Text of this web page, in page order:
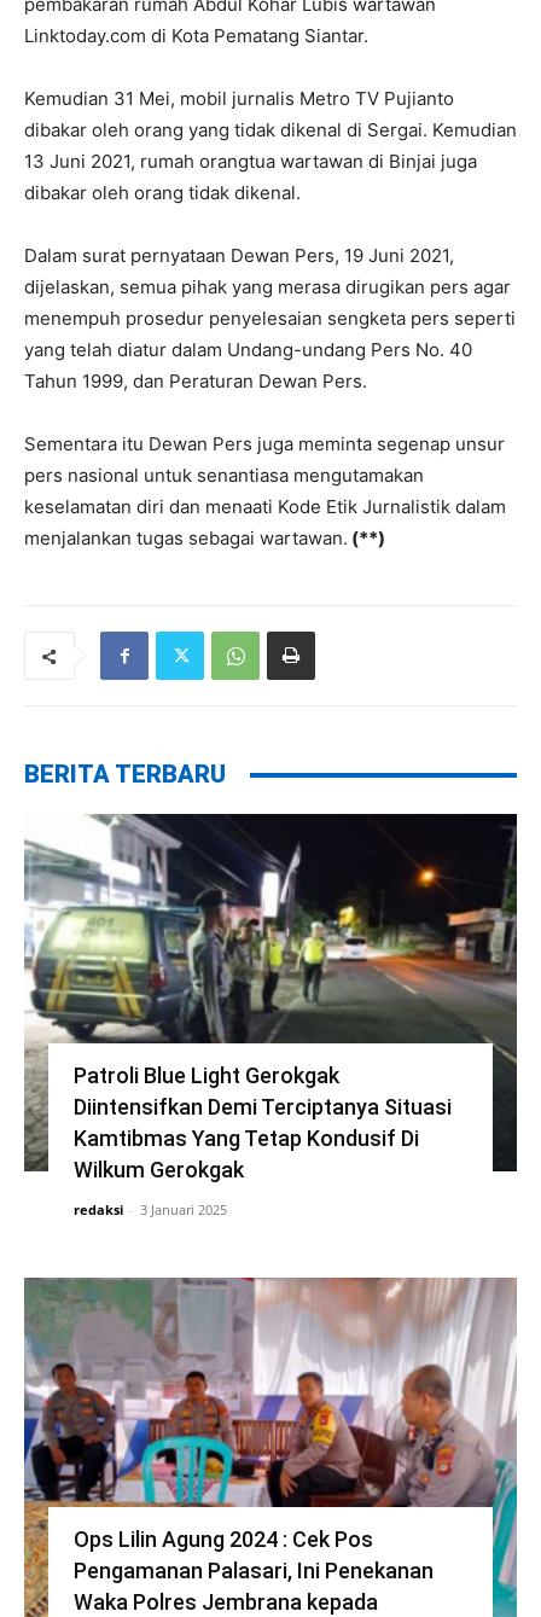
Linktoday.com di Kota Pematang Siantar.
Kemudian 31 Mei, mobil jurnalis Metro TV Pujianto
dibakar oleh orang yang tidak dikenal di Sergai. Kemudian
13 Juni 2021, rumah orangtua wartawan di Binjai juga
dibakar oleh orang tidak dikenal.
Dalam surat pernyataan Dewan Pers, 19 Juni 2021,
dijelaskan, semua pihak yang merasa dirugikan pers agar
menempuh prosedur penyelesaian sengketa pers seperti
yang telah diatur dalam Undang-undang Pers No. 40
Tahun 1999, dan Peraturan Dewan Pers.
Sementara itu Dewan Pers juga meminta segenap unsur
pers nasional untuk senantiasa mengutamakan
keselamatan diri dan menaati Kode Etik Jurnalistik dalam
menjalankan tugas sebagai wartawan. (**)
BERITA TERBARU
Patroli Blue Light Gerokgak
Diintensifkan Demi Terciptanya Situasi
Kamtibmas Yang Tetap Kondusif Di
Wilkum Gerokgak
redaksi - 3 Januari 2025
Ops Lilin Agung 2024 : Cek Pos
Pengamanan Palasari, Ini Penekanan
Waka Polres Jembrana kepada